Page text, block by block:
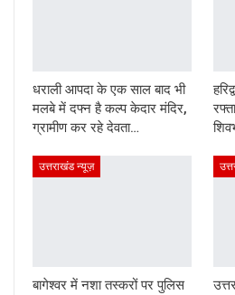
धराली आपदा के एक साल बाद भी
मलबे में दफ्न है कल्प केदार मंदिर,
ग्रामीण कर रहे देवता…
उत्तराखंड न्यूज़
बागेश्वर में नशा तस्करों पर पुलिस